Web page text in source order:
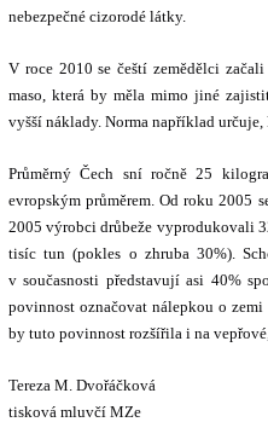
nebezpečné cizorodé látky.
V roce 2010 se čeští zemědělci
maso, která by měla mimo jiné
vyšší náklady. Norma například
Průměrný Čech sní ročně25
evropským průměrem. Od roku 2005
2005 výrobci drůbeže vyprodukovali
tisíc tun (pokles o zhruba 30%).
v současnosti představují asi 40%
povinnost označovat nálepkou o
by tuto povinnost rozšířila i na
Tereza M. Dvořáčková
tisková mluvčí MZe